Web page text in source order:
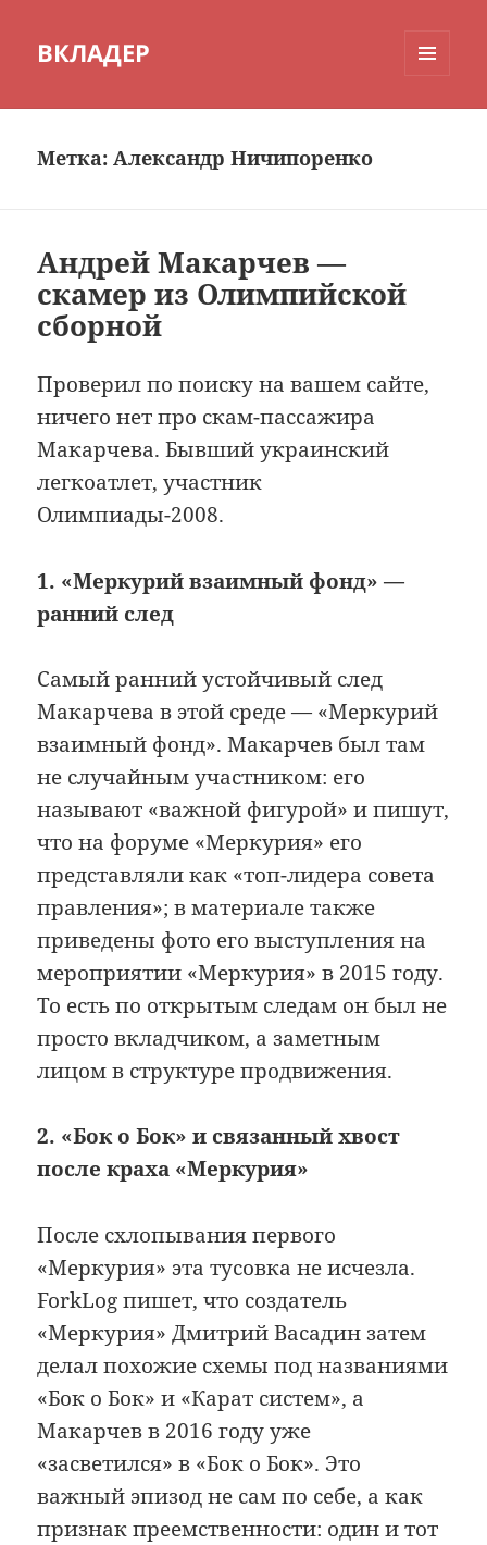
ВКЛАДЕР
Метка:Александр Ничипоренко
Андрей Макарчев —
скамер из Олимпийской
сборной
Проверил по поиску на вашем сайте,
ничего нет про скам-пассажира
Макарчева. Бывший украинский
легкоатлет, участник
Олимпиады-2008.
1. «Меркурий взаимный фонд» —
ранний след
Самый ранний устойчивый след
Макарчева в этой среде — «Меркурий
взаимный фонд». Макарчев был там
не случайным участником: его
называют «важной фигурой» и пишут,
что на форуме «Меркурия» его
представляли как «топ-лидера совета
правления»; в материале также
приведены фото его выступления на
мероприятии «Меркурия» в 2015 году.
То есть по открытым следам он был не
просто вкладчиком, а заметным
лицом в структуре продвижения.
2. «Бок о Бок» и связанный хвост
после краха «Меркурия»
После схлопывания первого
«Меркурия» эта тусовка не исчезла.
ForkLog пишет, что создатель
«Меркурия» Дмитрий Васадин затем
делал похожие схемы под названиями
«Бок о Бок» и «Карат систем», а
Макарчев в 2016 году уже
«засветился» в «Бок о Бок». Это
важный эпизод не сам по себе, а как
признак преемственности: один и тот